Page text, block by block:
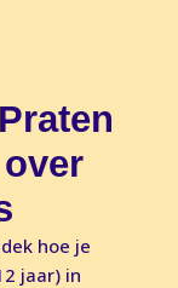
hoe je
jaar) in